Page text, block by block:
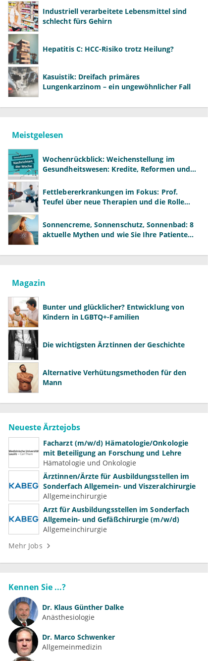
Industriell verarbeitete Lebensmittel sind
schlecht fürs Gehirn
Hepatitis C: HCC-Risiko trotz Heilung?
Kasuistik: Dreifach primäres
Lungenkarzinom – ein ungewöhnlicher Fall
Meistgelesen
Wochenrückblick: Weichenstellung im
Gesundheitswesen: Kredite, Reformen und
Fettlebererkrankungen im Fokus: Prof.
Teufel über neue Therapien und die Rolle
Sonnencreme, Sonnenschutz, Sonnenbad: 8
aktuelle Mythen und wie Sie Ihre Patienten
Magazin
Bunter und glücklicher? Entwicklung von
Kindern in LGBTQ+-Familien
Die wichtigsten Ärztinnen der Geschichte
Alternative Verhütungsmethoden für den
Mann
Neueste Ärztejobs
Facharzt (m/w/d) Hämatologie/Onkologie
mit Beteiligung an Forschung und Lehre
Hämatologie und Onkologie
Ärztinnen/Ärzte für Ausbildungsstellen im
Sonderfach Allgemein- und Viszeralchirurgie
Allgemeinchirurgie
Arzt für Ausbildungsstellen im Sonderfach
Allgemein- und Gefäßchirurgie (m/w/d)
Allgemeinchirurgie
Mehr Jobs
Kennen Sie ...?
Dr. Klaus Günther Dalke
Anästhesiologie
Dr. Marco Schwenker
Allgemeinmedizin